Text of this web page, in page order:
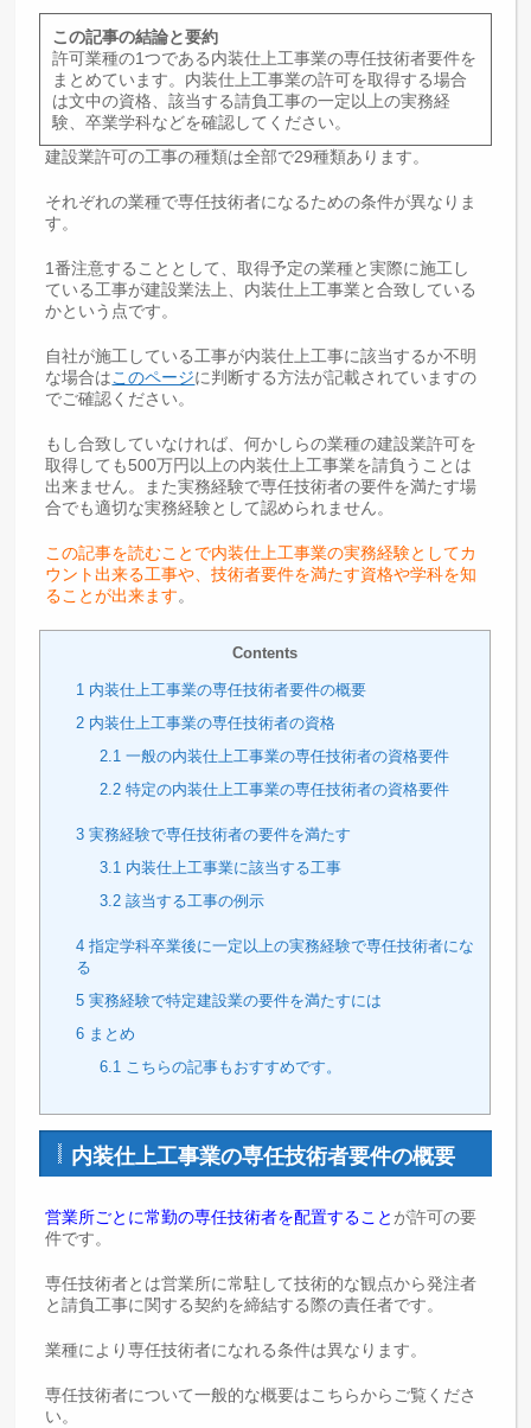
この記事の結論と要約
許可業種の1つである内装仕上工事業の専任技術者要件を
まとめています。内装仕上工事業の許可を取得する場合
は文中の資格、該当する請負工事の一定以上の実務経
験、卒業学科などを確認してください。
建設業許可の工事の種類は全部で29種類あります。
それぞれの業種で専任技術者になるための条件が異なりま
す。
1番注意することとして、取得予定の業種と実際に施工し
ている工事が建設業法上、内装仕上工事業と合致している
かという点です。
自社が施工している工事が内装仕上工事に該当するか不明
な場合はこのページに判断する方法が記載されていますの
でご確認ください。
もし合致していなければ、何かしらの業種の建設業許可を
取得しても500万円以上の内装仕上工事業を請負うことは
出来ません。また実務経験で専任技術者の要件を満たす場
合でも適切な実務経験として認められません。
この記事を読むことで内装仕上工事業の実務経験としてカ
ウント出来る工事や、技術者要件を満たす資格や学科を知
ることが出来ます。
Contents
1 内装仕上工事業の専任技術者要件の概要
2 内装仕上工事業の専任技術者の資格
2.1 一般の内装仕上工事業の専任技術者の資格要件
2.2 特定の内装仕上工事業の専任技術者の資格要件
3 実務経験で専任技術者の要件を満たす
3.1 内装仕上工事業に該当する工事
3.2 該当する工事の例示
4 指定学科卒業後に一定以上の実務経験で専任技術者にな
る
5 実務経験で特定建設業の要件を満たすには
6 まとめ
6.1 こちらの記事もおすすめです。
内装仕上工事業の専任技術者要件の概要
営業所ごとに常勤の専任技術者を配置すること が許可の要
件です。
専任技術者とは営業所に常駐して技術的な観点から発注者
と請負工事に関する契約を締結する際の責任者です。
業種により専任技術者になれる条件は異なります。
専任技術者について一般的な概要はこちらからご覧くださ
い。